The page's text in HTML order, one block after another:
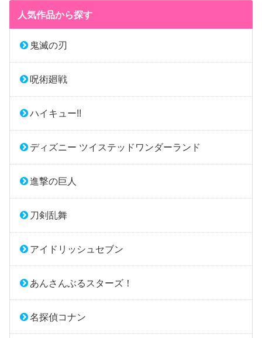
人気作品から探す
鬼滅の刃
呪術廻戦
ハイキュー!!
ディズニー ツイステッドワンダーランド
進撃の巨人
刀剣乱舞
アイドリッシュセブン
あんさんぶるスターズ！
名探偵コナン